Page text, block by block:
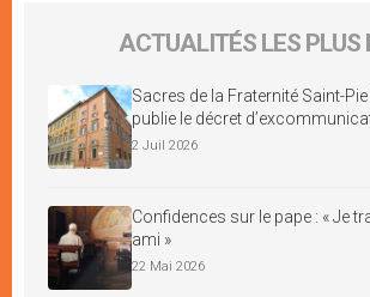
ACTUALITÉS LES PLUS
Sacres de la Fraternité Saint-
publie le décret
2 Juil 2026
Confidences sur le pape : « Je
ami »
22 Mai 2026